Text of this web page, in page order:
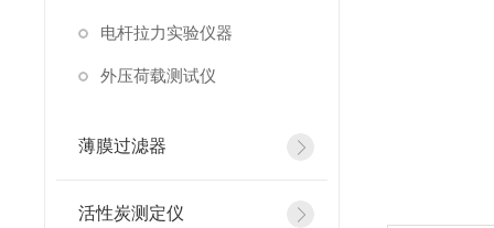
电杆拉力实验仪器
外压荷载测试仪
薄膜过滤器
活性炭测定仪